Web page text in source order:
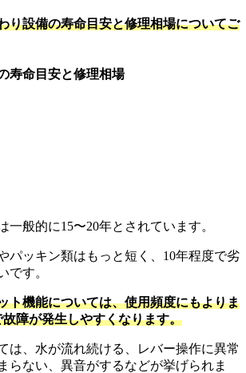
り設備の寿命目安と修理相場についてご
寿命目安と修理相場
一般的に15〜20年とされています。
パッキン類はもっと短く、10年程度で劣
です。
ト機能については、使用頻度にもよりま
障が発生しやすくなります。
は、水が流れ続ける、レバー操作に異常
らない、異音がするなどが挙げられま